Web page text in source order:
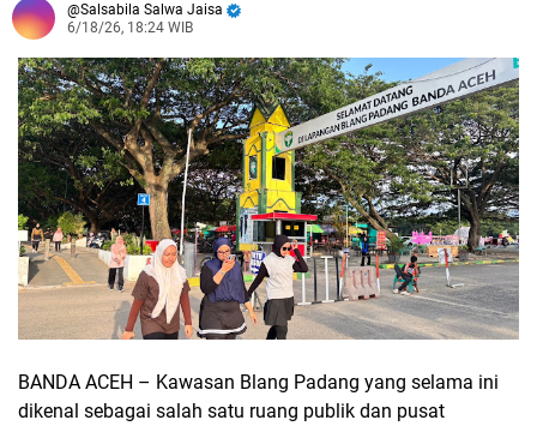
Salsabila Salwa Jaisa
6/18/26, 18:24 WIB
BANDA ACEH – Kawasan Blang Padang yang selama ini
dikenal sebagai salah satu ruang publik dan pusat